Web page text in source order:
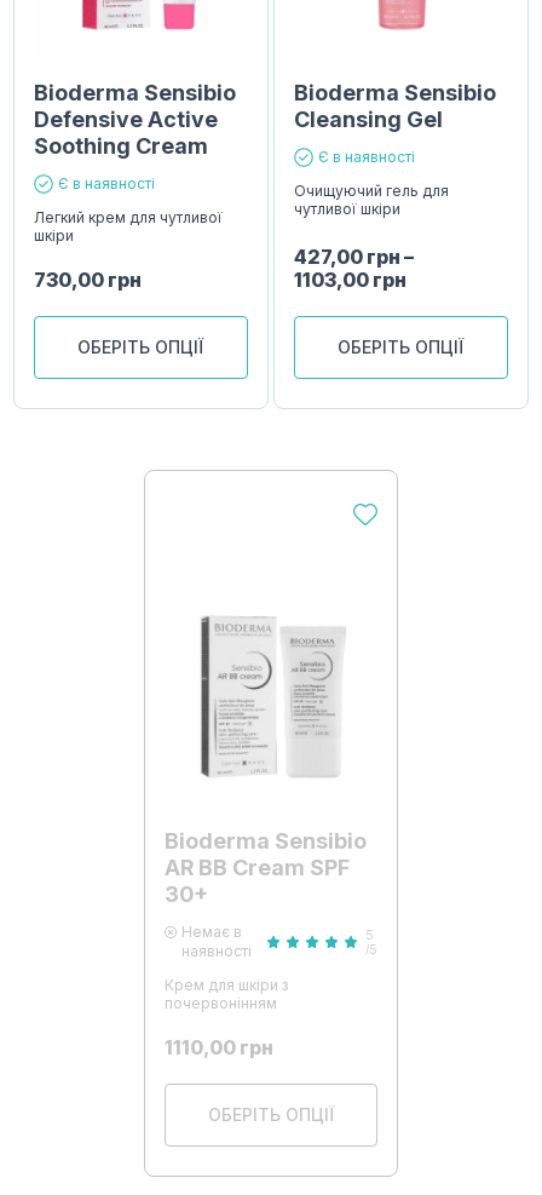
Bioderma Sensibio
Defensive Active
Soothing Cream
Є в наявності
Легкий крем для чутливої ​​
шкіри
730,00 грн
ОБЕРІТЬ ОПЦІЇ
Bioderma Sensibio
Cleansing Gel
Є в наявності
Очищуючий гель для
чутливої ​​шкіри
427,00 грн –
1103,00 грн
ОБЕРІТЬ ОПЦІЇ
Bioderma Sensibio
AR BB Cream SPF
30+
Немає в
наявності
5
/5
Крем для шкіри з
почервонінням
1110,00 грн
ОБЕРІТЬ ОПЦІЇ